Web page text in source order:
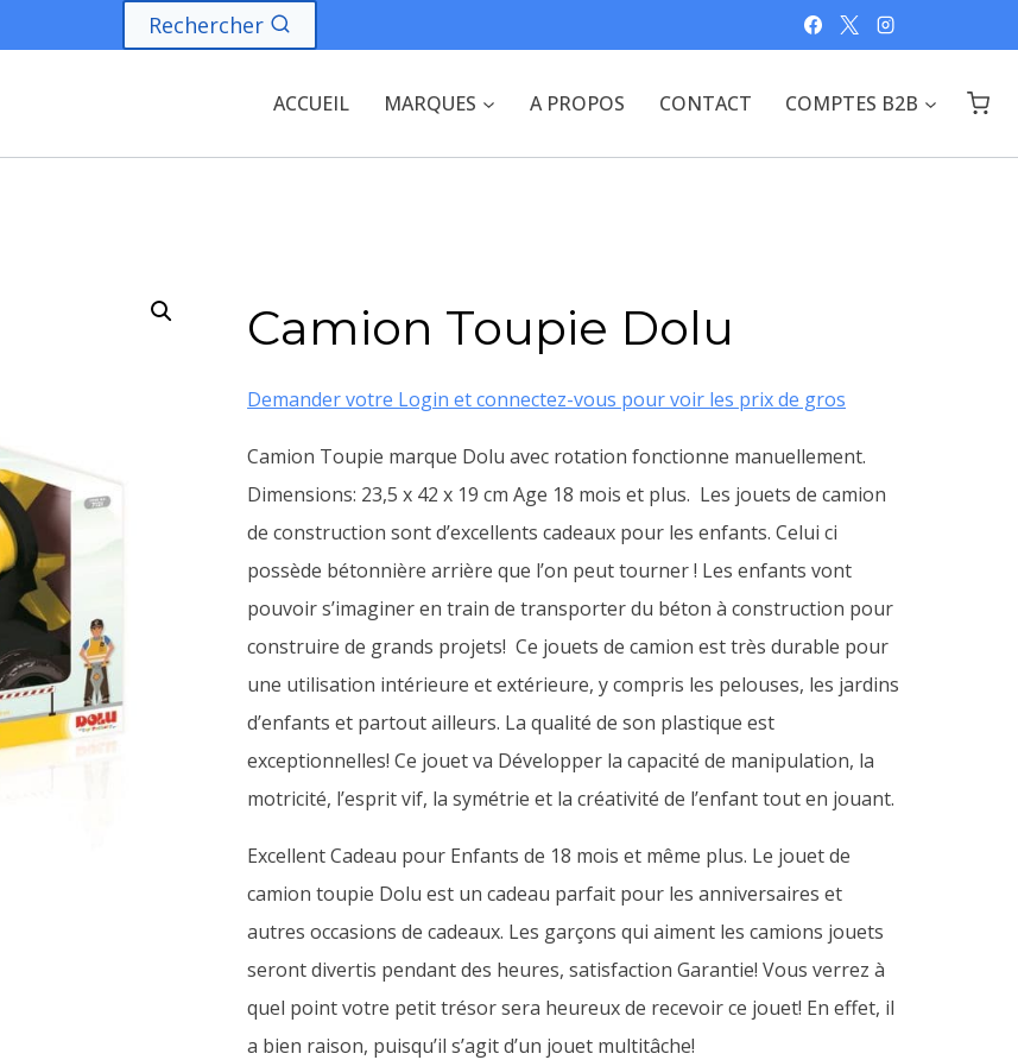
Rechercher
ACCUEIL MARQUES A PROPOS CONTACT COMPTES B2B
Camion Toupie Dolu
Demander votre Login et connectez-vous pour voir les prix de gros
Camion Toupie marque Dolu avec rotation fonctionne manuellement.
Dimensions: 23,5 x 42 x 19 cm Age 18 mois et plus. Les jouets de camion
de construction sont d’excellents cadeaux pour les enfants. Celui ci
possède bétonnière arrière que l’on peut tourner ! Les enfants vont
pouvoir s’imaginer en train de transporter du béton à construction pour
construire de grands projets! Ce jouets de camion est très durable pour
une utilisation intérieure et extérieure, y compris les pelouses, les jardins
d’enfants et partout ailleurs. La qualité de son plastique est
exceptionnelles! Ce jouet va Développer la capacité de manipulation, la
motricité, l’esprit vif, la symétrie et la créativité de l’enfant tout en jouant.
Excellent Cadeau pour Enfants de 18 mois et même plus. Le jouet de
camion toupie Dolu est un cadeau parfait pour les anniversaires et
autres occasions de cadeaux. Les garçons qui aiment les camions jouets
seront divertis pendant des heures, satisfaction Garantie! Vous verrez à
quel point votre petit trésor sera heureux de recevoir ce jouet! En effet, il
a bien raison, puisqu’il s’agit d’un jouet multitâche!